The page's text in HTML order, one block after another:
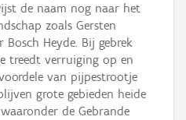
de naam nog naar het
zoals Gersten
Bosch Heyde. Bij gebrek
treedt verruiging op en
van pijpestrootje
grote gebieden heide
de Gebrande